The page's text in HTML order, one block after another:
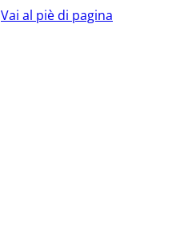
Vai al piè di pagina